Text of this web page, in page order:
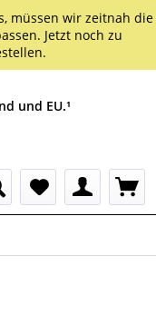
müssen wir zeitnah die
Jetzt noch zu
und EU.¹